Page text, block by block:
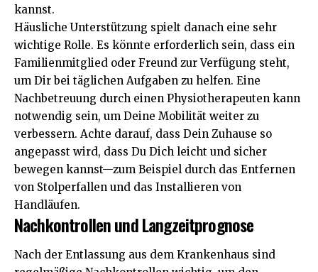
kannst.
Häusliche Unterstützung spielt danach eine sehr
wichtige Rolle. Es könnte erforderlich sein, dass ein
Familienmitglied oder Freund zur Verfügung steht,
um Dir bei täglichen Aufgaben zu helfen. Eine
Nachbetreuung durch einen Physiotherapeuten kann
notwendig sein, um Deine Mobilität weiter zu
verbessern. Achte darauf, dass Dein Zuhause so
angepasst wird, dass Du Dich leicht und sicher
bewegen kannst—zum Beispiel durch das Entfernen
von Stolperfallen und das Installieren von
Handläufen.
Nachkontrollen und Langzeitprognose
Nach der Entlassung aus dem Krankenhaus sind